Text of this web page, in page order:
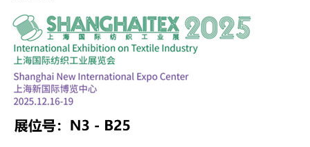
产品编号
产品规格 产品尺寸(mm)
DxE H
C-005 355x255 φ100 23